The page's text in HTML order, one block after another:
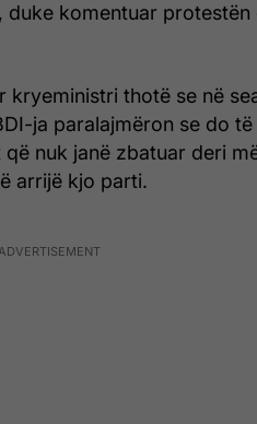
duke komentuar protestën
kryeministri thotë se në
ja paralajmëron se do të
nuk janë zbatuar deri
arrijë kjo parti.